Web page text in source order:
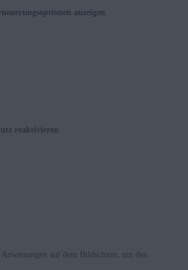
anzeigen.
reaktivieren
auf dem Bildschirm, um den